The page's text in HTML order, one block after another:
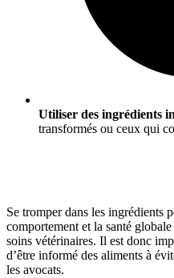
Utiliser des ingrédients
transformés ou ceux qui
Se tromper dans les ingrédients
comportement et la santé
soins vétérinaires. Il est donc
d’être informé des aliments à
les avocats.